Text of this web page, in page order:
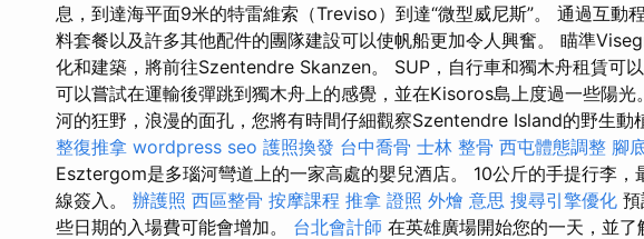
息，到達海平面9米的特雷維索（Treviso）到達“微型威尼斯”。 通過互動
料套餐以及許多其他配件的團隊建設可以使帆船更加令人興奮。 瞄準
化和建築，將前往Szentendre Skanzen。 SUP，自行車和獨木舟租賃可
可以嘗試在運輸後彈跳到獨木舟上的感覺，並在Kisoros島上度過一些陽光
河的狂野，浪漫的面孔，您將有時間仔細觀察Szentendre Island的野生
整復推拿 wordpress seo 護照換發 台中喬骨 士林 整骨 西屯體態調整 腳
Esztergom是多瑙河彎道上的一家高處的嬰兒酒店。 10公斤的手提行李
線簽入。 辦護照 西區整骨 按摩課程 推拿 證照 外燴 意思 搜尋引擎優化
些日期的入場費可能會增加。 台北會計師 在英雄廣場開始您的一天，並了